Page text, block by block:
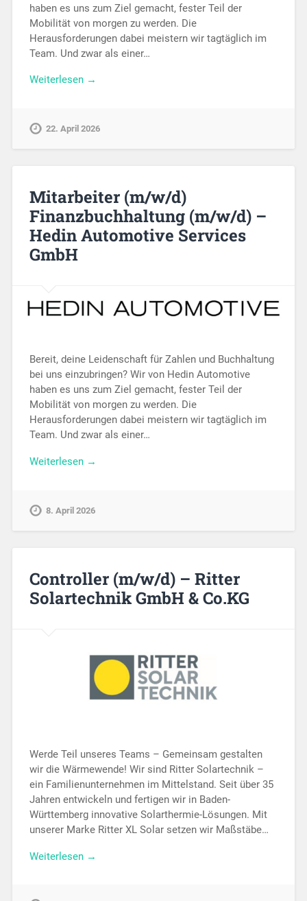
haben es uns zum Ziel gemacht, fester Teil der
Mobilität von morgen zu werden. Die
Herausforderungen dabei meistern wir tagtäglich im
Team. Und zwar als einer…
Weiterlesen →
22. April 2026
Mitarbeiter (m/w/d)
Finanzbuchhaltung (m/w/d) –
Hedin Automotive Services
GmbH
Bereit, deine Leidenschaft für Zahlen und Buchhaltung
bei uns einzubringen? Wir von Hedin Automotive
haben es uns zum Ziel gemacht, fester Teil der
Mobilität von morgen zu werden. Die
Herausforderungen dabei meistern wir tagtäglich im
Team. Und zwar als einer…
Weiterlesen →
8. April 2026
Controller (m/w/d) – Ritter
Solartechnik GmbH & Co.KG
Werde Teil unseres Teams – Gemeinsam gestalten
wir die Wärmewende! Wir sind Ritter Solartechnik –
ein Familienunternehmen im Mittelstand. Seit über 35
Jahren entwickeln und fertigen wir in Baden-
Württemberg innovative Solarthermie-Lösungen. Mit
unserer Marke Ritter XL Solar setzen wir Maßstäbe…
Weiterlesen →